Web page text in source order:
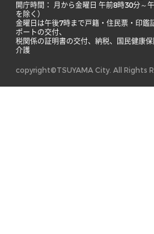
開庁時間： 月から金曜日 午前8時30分～
を除く）
金曜日は午後7時まで戸籍・住民票・印鑑
ポートの交付、
税関係の証明書の交付、納税、国民健康保
介護
copyright©TSUYAMA City. All Rights